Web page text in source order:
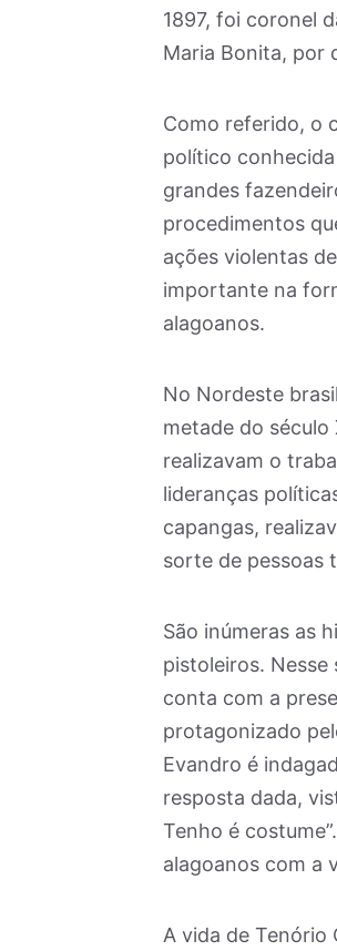
1897, foi coronel
Maria Bonita, por
Como referido, o
político
grandes
procedimentos
ações violentas
importante na
alagoanos.
No Nordeste
metade do
realizavam o
lideranças
capangas,
sorte de pessoas
São inúmeras as
pistoleiros. Nesse
conta com a
protagonizado
Evandro é
resposta dada,
Tenho é
alagoanos com a
A vida de Tenório